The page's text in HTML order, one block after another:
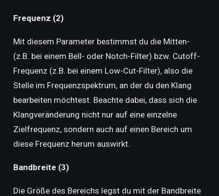
Frequenz (2)
Mit diesem Parameter bestimmst du die Mitten-
(z.B. bei einem Bell- oder Notch-Filter) bzw. Cutoff-
Frequenz (z.B. bei einem Low-Cut-Filter), also die
Stelle im Frequenzspektrum, an der du den Klang
bearbeiten möchtest. Beachte dabei, dass sich die
Klangveränderung nicht nur auf eine einzelne
Zielfrequenz, sondern auch auf einen Bereich um
diese Frequenz herum auswirkt.
Bandbreite (3)
Die Größe des Bereichs legst du mit der Bandbreite